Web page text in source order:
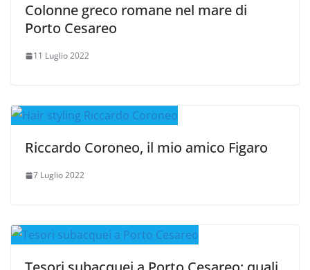
Colonne greco romane nel mare di
Porto Cesareo
11 Luglio 2022
Riccardo Coroneo, il mio amico Figaro
7 Luglio 2022